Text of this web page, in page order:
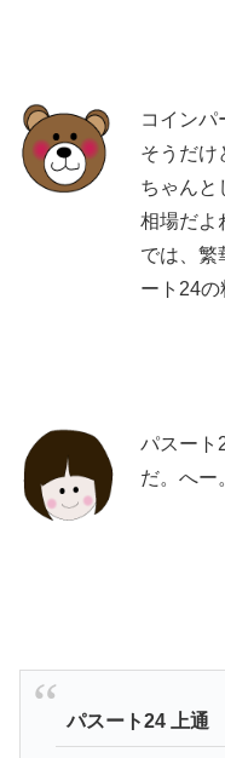
コインパ
そうだけ
ちゃんと
相場だよ
では、繁
ート24の
パスート
だ。へー
パスート24 上通